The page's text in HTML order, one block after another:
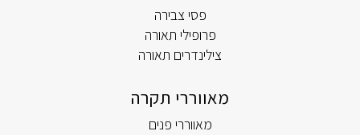
פסי צבירה
פרופילי תאורה
צילינדרים תאורה
מאווררי תקרה
מאווררי פנים